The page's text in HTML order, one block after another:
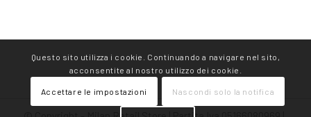
Questo sito utilizza i cookie. Continuando a navigare nel sito,
acconsentite al nostro utilizzo dei cookie.
Accettare le impostazioni Nascondi solo la notifica